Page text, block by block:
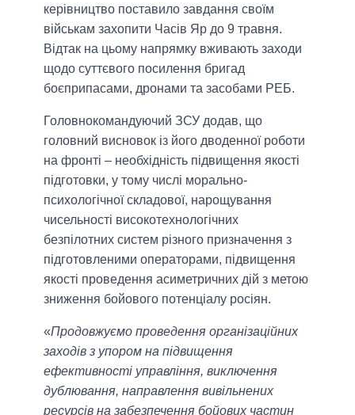
керівництво поставило завдання своїм
військам захопити Часів Яр до 9 травня.
Відтак на цьому напрямку вживають заходи
щодо суттєвого посилення бригад
боєприпасами, дронами та засобами РЕБ.
Головнокомандуючий ЗСУ додав, що
головний висновок із його дводенної роботи
на фронті – необхідність підвищення якості
підготовки, у тому числі морально-
психологічної складової, нарощування
чисельності високотехнологічних
безпілотних систем різного призначення з
підготовленими операторами, підвищення
якості проведення асиметричних дій з метою
зниження бойового потенціалу росіян.
«Продовжуємо проведення організаційних
заходів з упором на підвищення
ефективності управління, виключення
дублювання, направлення вивільнених
ресурсів на забезпечення бойових частин